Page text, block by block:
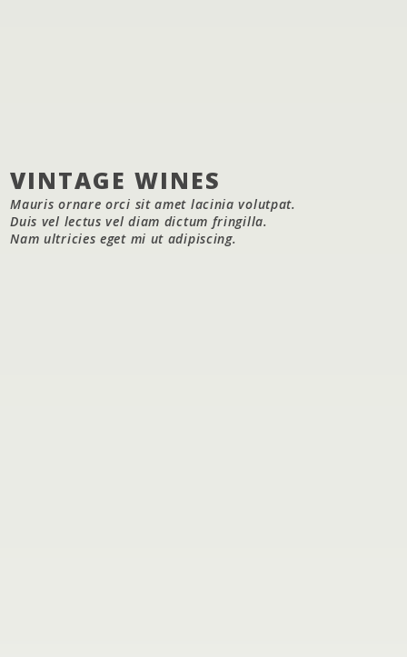
VINTAGE WINES
Mauris ornare orci sit amet lacinia volutpat.
Duis vel lectus vel diam dictum fringilla.
Nam ultricies eget mi ut adipiscing.